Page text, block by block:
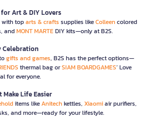
Art & DIY Lovers
with toparts & crafts supplies likeColleencolored
andMONT MARTEDIY kits—only at B2S.
Celebration
gifts and games, B2S has the perfect options—
thermal bag orSIAM BOARDGAMES’ Love
for everyone.
Make Life Easier
items likeAnitechkettles, Xiaomiair purifiers,
and more—ready for your lifestyle.